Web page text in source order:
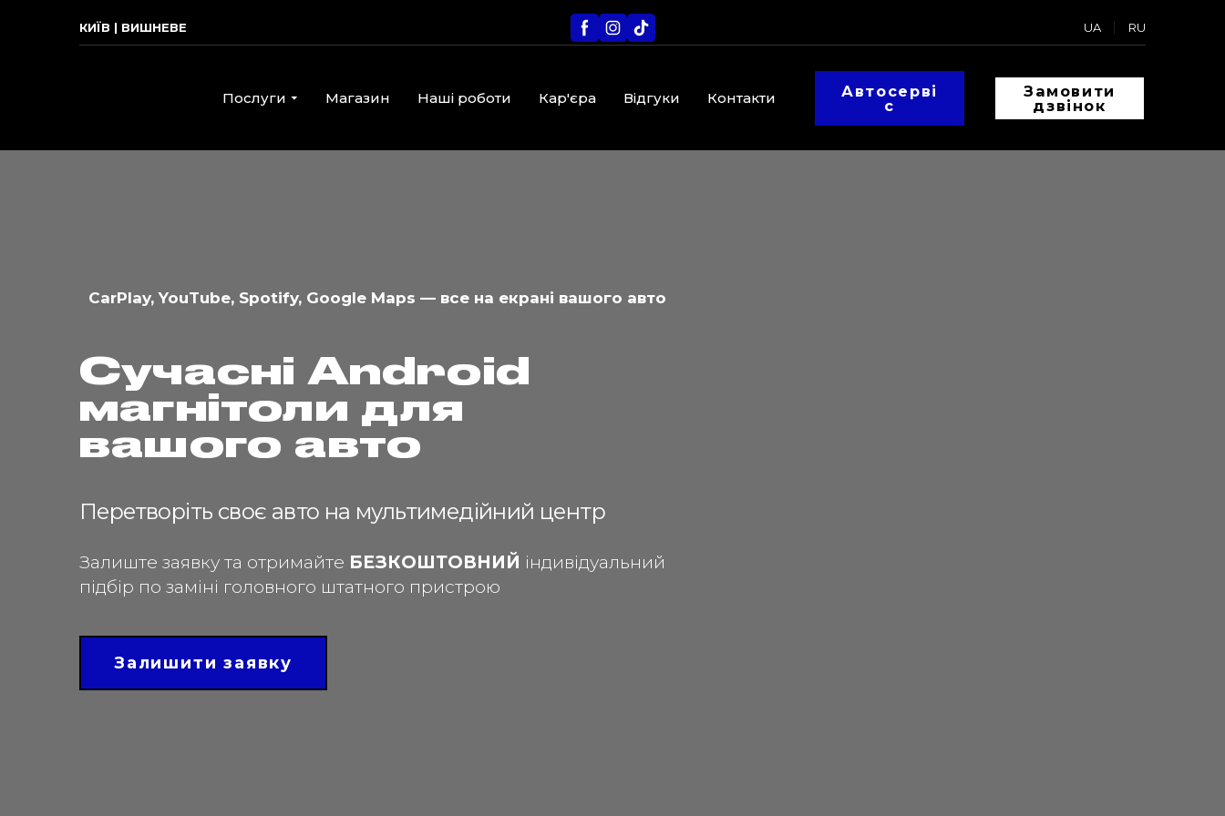
КИЇВ | ВИШНЕВЕ UA RU
Послуги Магазин Наші роботи Кар'єра Відгуки Контакти
Автосерві
с
Замовити
дзвінок
CarPlay, YouTube, Spotify, Google Maps — все на екрані вашого авто
Сучасні Android
магнітоли для
вашого авто
Перетворіть своє авто на мультимедійний центр
Залиште заявку та отримайте БЕЗКОШТОВНИЙ індивідуальний
підбір по заміні головного штатного пристрою
Залишити заявку